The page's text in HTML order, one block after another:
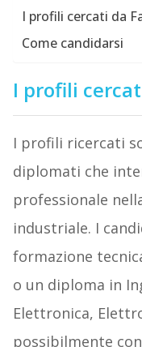
I profili cercati da
Come candidarsi
I profili
I profili ricercati
diplomati che
professionale
industriale. I
formazione
o un diploma in
Elettronica,
possibilmente